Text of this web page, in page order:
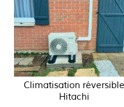
Climatisation réversible
Hitachi